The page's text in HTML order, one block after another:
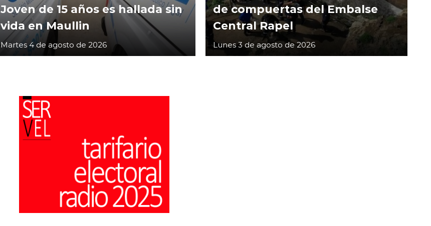
Joven de 15 años es hallada sin
vida en Maullin
Martes 4 de agosto de 2026
de compuertas del Embalse
Central Rapel
Lunes 3 de agosto de 2026